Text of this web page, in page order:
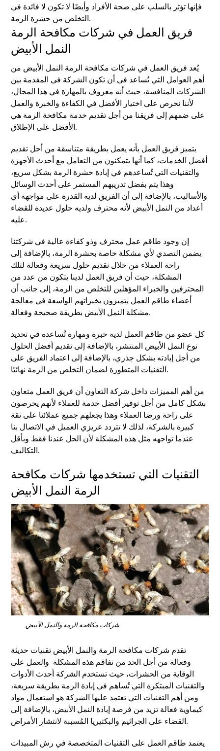
فإنها تؤثر بالسلب على صحة الأفراد وأيضًا لا تكون لا فائدة في
التخلص من حشرة الرمة.
فريق العمل في شركات مكافحة الرمة
النمل الأبيض
يُعد فريق العمل في شركات مكافحة الرمة النمل الأبيض من
أهم العوامل التي تُساعد في أن تكون الشركة في المقدمة بين
الشركات المنافسة، حيث أنه معروف بالمهارة في هذا المجال،
لأننا نحرص على اختيار الأفضل في الكفاءة والخبرة والعمل
على ضمهم إلى فريقنا من أجل تقديم خدمة مكافحة الرمة هي
الأفضل على الإطلاق.
يتميز فريق العمل بأنه يعمل بطريقة متناسقة من أجل تقديم
أفضل الخدمات، كما أنها يتمكنون من التعامل مع أحدث الأجهزة
والتقنيات التي تُساعدهم في إبادة حشرة الرمة بشكل سريع،
وهذا يتم بفضل تدريبهم المستمر على أحدث الوسائل
والأساليب، بالإضافة إلى أن الفريق لديه القدرة على مواجهة أي
أعداد من النمل الأبيض لأنه محترف ولديه حلول عديدة للقضاء
عليه.
إن وجود طاقم عمل محترف وذو كفاءة عالية في شركتنا
يضمن التصدي لأي مشكلة خاصة بحشرة الرمة، بالإضافة إلى
راحة العملاء من خلال تقديم حلول سريعة وفعالة لتلك
المشكلة، حيث أن فريق العمل لدينا يتكون من عدد من
المحترفين والخبراء المؤهلين للتخلص من الرمة، إلى جانب أن
أعضاء طاقم العمل يتميزون بخبراتهم الواسعة في معالجة
مشكلة النمل الأبيض بطريقة صحيحة وفعالة.
كل عضو من طاقم العمل لديه خبرة ومهارة تُساعده في تحديد
نوع النمل الأبيض المنتشر، بالإضافة إلى تقديم أفضل الحلول
من أجل إبادته بشكل جذري، بالإضافة إلى اعتماد الفريق على
التقنيات المتطورة لضمان التخلص من الرمة نهائيًا.
من أهم المميزات داخل شركة التعاون أن فريق العمل متعاون
بشكل كامل من أجل توفير أفضل خدمة للعملاء لأنهم يحرصون
على راحة ورضا العملاء وهذا يجعلهم جميع عملائنا على ثقة
كبيرة بالشركة، لذلك لا تتردد عزيزي العميل في الاتصال بنا
عندما تواجهه مثل هذه المشكلة لأن الحل عندنا فقط وبأقل
التكاليف.
التقنيات التي تستخدمها شركات مكافحة
الرمة النمل الأبيض
شركات مكافحة الرمة والنمل الأبيض
تقدم شركات مكافحة الرمة والنمل الأبيض تقنيات حديثة
وفعالة من أجل الحد من تفاقم هذه المشكلة والعمل على
الوقاية من الحشرات، حيث تستخدم الشركة أحدث الأدوات
والتقنيات المبتكرة التي تُساهم في إبادة الرمة بطريقة سريعة،
ومن أهم التقنيات التي تعتمد عليها الشركة هو استعمال مواد
كيماوية فعالة تزيد من فرصة إبادة النمل الأبيض، بالإضافة إلى
القضاء على الجراثيم والبكتيريا المُسببة لانتشار الأمراض.
يعتمد طاقم العمل على التقنيات المتخصصة في رش المبيدات